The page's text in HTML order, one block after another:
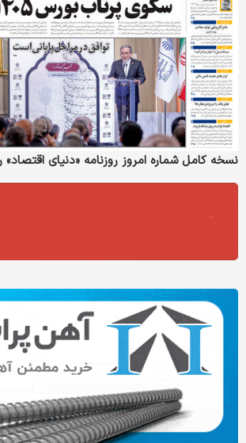
نسخه کامل شماره امروز روزنامه «دنیای‌ اقتصاد»